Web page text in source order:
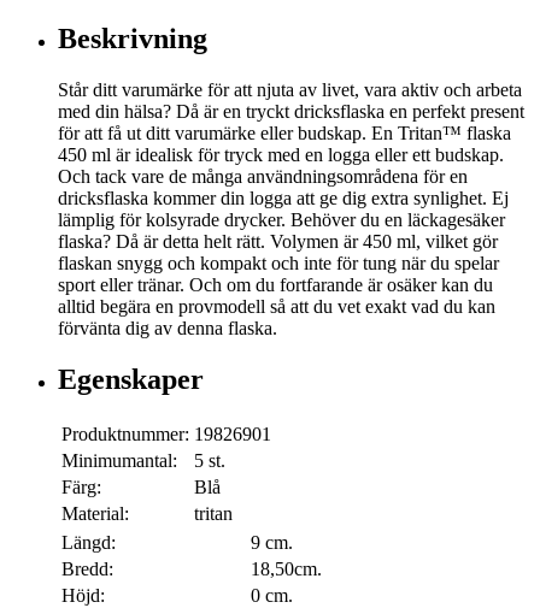
Beskrivning
Står ditt varumärke för att njuta av livet, vara aktiv och arbeta
med din hälsa? Då är en tryckt dricksflaska en perfekt present
för att få ut ditt varumärke eller budskap. En Tritan™ flaska
450 ml är idealisk för tryck med en logga eller ett budskap.
Och tack vare de många användningsområdena för en
dricksflaska kommer din logga att ge dig extra synlighet. Ej
lämplig för kolsyrade drycker. Behöver du en läckagesäker
flaska? Då är detta helt rätt. Volymen är 450 ml, vilket gör
flaskan snygg och kompakt och inte för tung när du spelar
sport eller tränar. Och om du fortfarande är osäker kan du
alltid begära en provmodell så att du vet exakt vad du kan
förvänta dig av denna flaska.
Egenskaper
Produktnummer: 19826901
Minimumantal:
5 st.
Färg:
Blå
Material:
tritan
Längd:
9 cm.
Bredd:
18,50cm.
Höjd:
0 cm.